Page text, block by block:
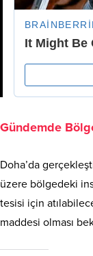
Gündemde
Doha’da
üzere bölgedeki
tesisi için
maddesi olması